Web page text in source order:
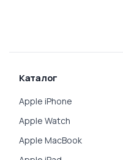
Каталог
Apple iPhone
Apple Watch
Apple MacBook